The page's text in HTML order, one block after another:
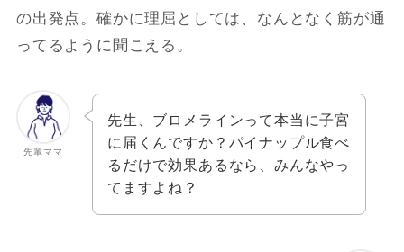
の出発点。確かに理屈としては、なんとなく筋が通
ってるように聞こえる。
先輩ママ
先生、ブロメラインって本当に子宮
に届くんですか？パイナップル食べ
るだけで効果あるなら、みんなやっ
てますよね？